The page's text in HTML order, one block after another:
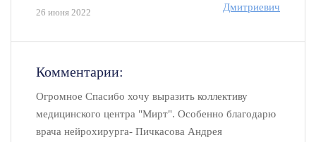
26 июня 2022
Дмитриевич
Комментарии:
Огромное Спасибо хочу выразить коллективу
медицинского центра "Мирт". Особенно благодарю
врача нейрохирурга- Пичкасова Андрея